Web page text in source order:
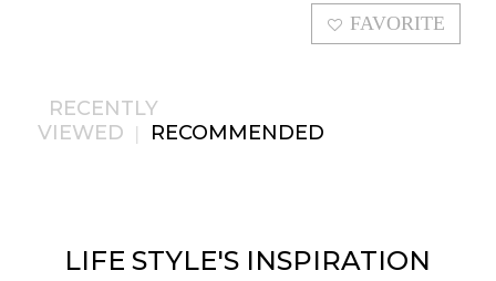
FAVORITE
RECENTLY
VIEWED | RECOMMENDED
LIFE STYLE'S INSPIRATION